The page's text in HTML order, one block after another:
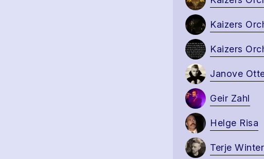
Kaizers
Kaizers
Janove
Geir Zahl
Helge Risa
Terje